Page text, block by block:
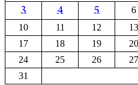
3
4 5 6
10
11 12 13
17
18 19 20
24
25 26 27
31